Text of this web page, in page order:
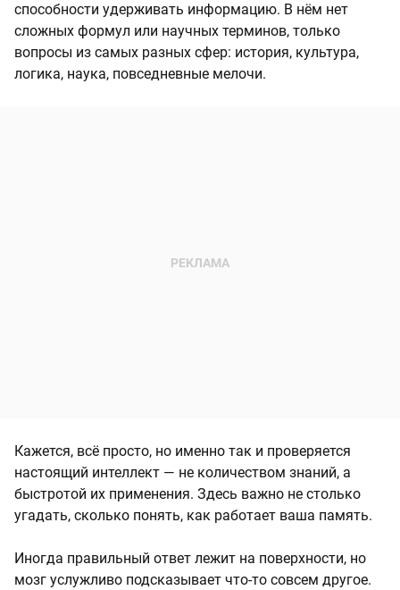
способности удерживать информацию. В нём нет
сложных формул или научных терминов, только
вопросы из самых разных сфер: история, культура,
логика, наука, повседневные мелочи.
Кажется, всё просто, но именно так и проверяется
настоящий интеллект — не количеством знаний, а
быстротой их применения. Здесь важно не столько
угадать, сколько понять, как работает ваша память.
Иногда правильный ответ лежит на поверхности, но
мозг услужливо подсказывает что-то совсем другое.